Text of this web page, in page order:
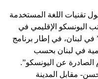
ورشة عمل حول تقنيات اللغة المستخدمة
اليونسكو الإقليمي في
لبنان، في إطار برنامج
في لبنان بحسب
الصادرة عن اليونسكو”.
مقابل المدينة